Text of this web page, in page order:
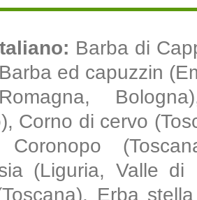
Barba di
ed capuzzin
Romagna,
Corno di cervo
Coronopo
(Liguria, Valle
Erba